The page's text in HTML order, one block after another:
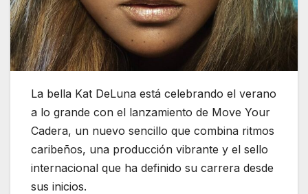
La bella Kat DeLuna está celebrando el verano
a lo grande con el lanzamiento de Move Your
Cadera, un nuevo sencillo que combina ritmos
caribeños, una producción vibrante y el sello
internacional que ha definido su carrera desde
sus inicios.